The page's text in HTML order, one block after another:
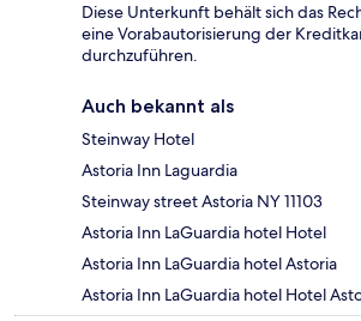
Diese Unterkunft behält sich das
eine Vorabautorisierung der
durchzuführen.
Auch bekannt als
Steinway Hotel
Astoria Inn Laguardia
Steinway street Astoria NY 11103
Astoria Inn LaGuardia hotel Hotel
Astoria Inn LaGuardia hotel Astoria
Astoria Inn LaGuardia hotel Hotel